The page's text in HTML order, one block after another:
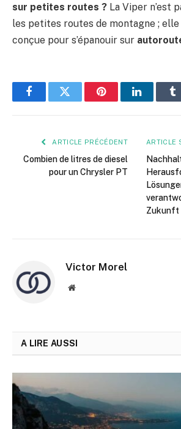
sur petites routes ? La Viper n’est
les petites routes de montagne ;
conçue pour s’épanouir sur
FacebookTwitter PinterestLinkedIn
ARTICLE PRÉCÉDENT
Combien de litres de diesel
pour un Chrysler PT
ARTICLE
Zukunft
Victor Morel
Site
A LIRE AUSSI